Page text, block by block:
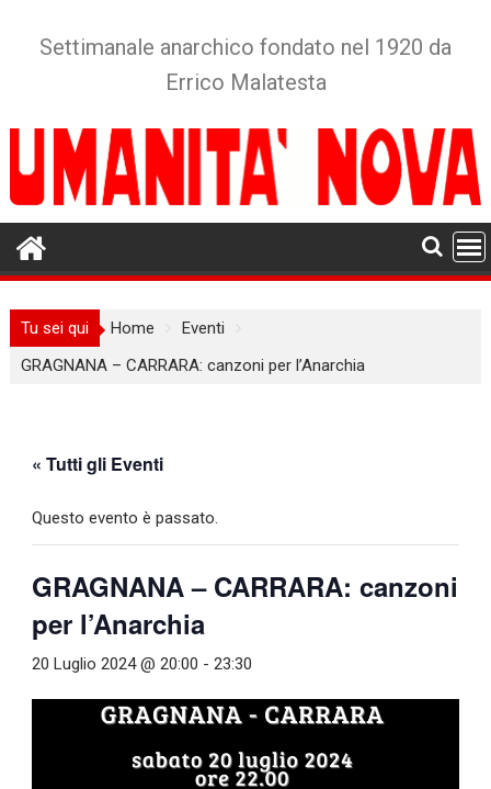
Settimanale anarchico fondato nel 1920 da
Errico Malatesta
Tu sei qui Home
Eventi
GRAGNANA – CARRARA: canzoni per l’Anarchia
« Tutti gli Eventi
Questo evento è passato.
GRAGNANA – CARRARA: canzoni
per l’Anarchia
20 Luglio 2024 @ 20:00 -23:30